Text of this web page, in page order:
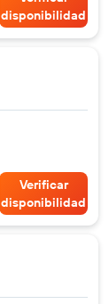
disponibilidad
Verificar
disponibilidad